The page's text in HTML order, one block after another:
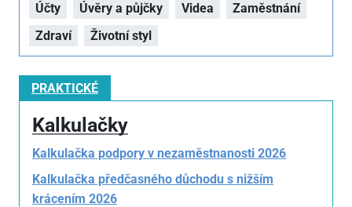
Účty
Úvěry a půjčky Videa
Zaměstnání
Zdraví
Životní styl
PRAKTICKÉ
Kalkulačky
Kalkulačka podpory v nezaměstnanosti 2026
Kalkulačka předčasného důchodu s nižším
krácením 2026